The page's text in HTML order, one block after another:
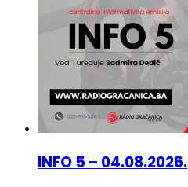
INFO 5 – 04.08.2026.
4. Avgusta 2026.